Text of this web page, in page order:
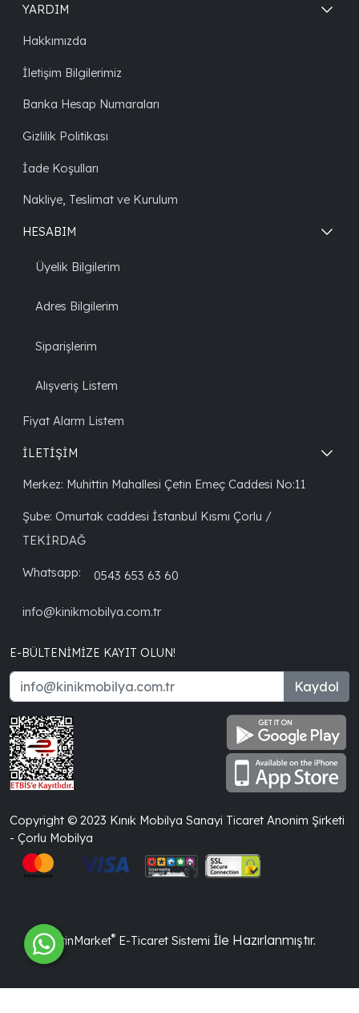
YARDIM
Hakkımızda
İletişim Bilgilerimiz
Banka Hesap Numaraları
Gizlilik Politikası
İade Koşulları
Nakliye, Teslimat ve Kurulum
HESABIM
Üyelik Bilgilerim
Adres Bilgilerim
Siparişlerim
Alışveriş Listem
Fiyat Alarm Listem
İLETİŞİM
Merkez: Muhittin Mahallesi Çetin Emeç Caddesi No:11
Şube: Omurtak caddesi İstanbul Kısmı Çorlu /
TEKİRDAĞ
Whatsapp: 0543 653 63 60
info@kinikmobilya.com.tr
E-BÜLTENIMIZE KAYIT OLUN!
Kaydol
Copyright © 2023 Kınık Mobilya Sanayi Ticaret Anonim Şirketi
- Çorlu Mobilya
PlatinMarket® E-Ticaret Sistemi İle Hazırlanmıştır.